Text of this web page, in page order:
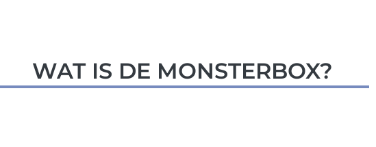
WAT IS DE MONSTERBOX?